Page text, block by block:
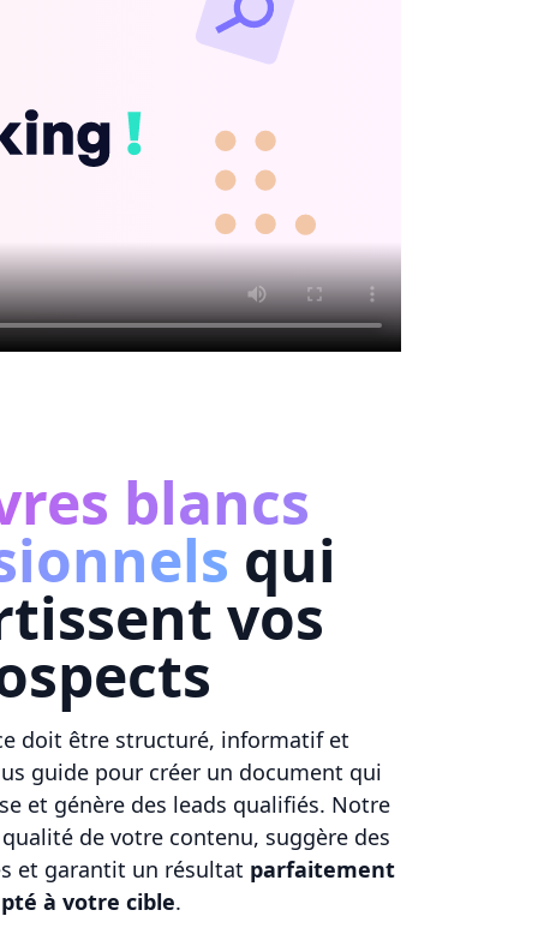
blancs
qui
vos
doit être structuré, informatif et
guide pour créer un document qui
et génère des leads qualifiés. Notre
de votre contenu, suggère des
et garantit un résultat parfaitement
à votre cible.